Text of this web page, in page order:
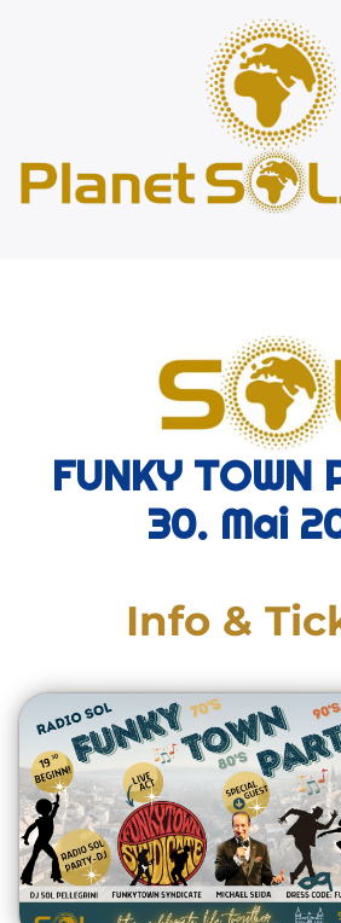
FUNKY TOWN
30. Mai
Info &